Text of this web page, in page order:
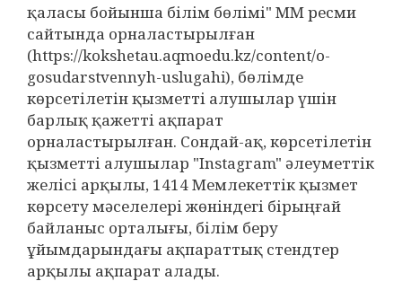
қаласы бойынша білім бөлімі" ММ ресми
сайтында орналастырылған
(https://kokshetau.aqmoedu.kz/content/o-
gosudarstvennyh-uslugahi), бөлімде
көрсетілетін қызметті алушылар үшін
барлық қажетті ақпарат
орналастырылған. Сондай-ақ, көрсетілетін
қызметті алушылар "Instagram" әлеуметтік
желісі арқылы, 1414 Мемлекеттік қызмет
көрсету мәселелері жөніндегі бірыңғай
байланыс орталығы, білім беру
ұйымдарындағы ақпараттық стендтер
арқылы ақпарат алады.